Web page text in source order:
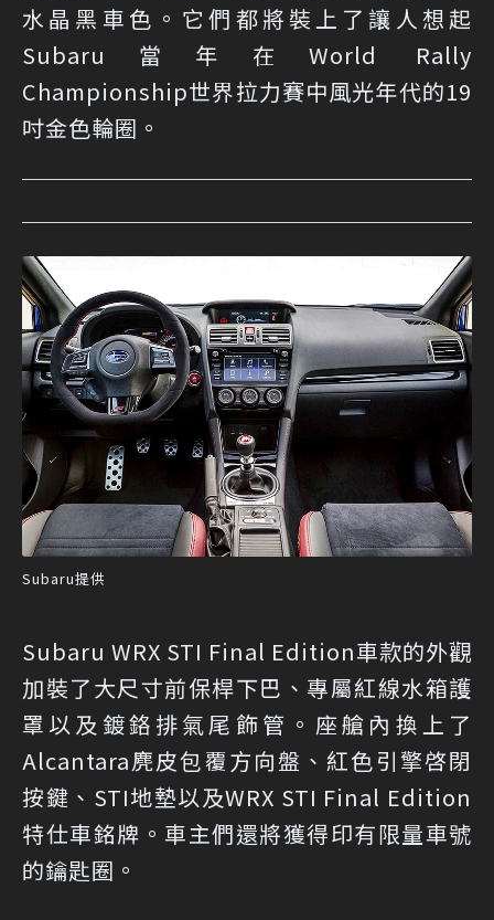
水晶黑車色。它們都將裝上了讓人想起
Subaru當年在World Rally
Championship世界拉力賽中風光年代的19
吋金色輪圈。
Subaru提供
Subaru WRX STI Final Edition車款的外觀
加裝了大尺寸前保桿下巴、專屬紅線水箱護
罩以及鍍鉻排氣尾飾管。座艙內換上了
Alcantara麂皮包覆方向盤、紅色引擎啓閉
按鍵、STI地墊以及WRX STI Final Edition
特仕車銘牌。車主們還將獲得印有限量車號
的鑰匙圈。